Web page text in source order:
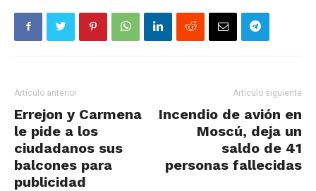
Artículo anterior
Errejon y Carmena
le pide a los
ciudadanos sus
balcones para
publicidad
Artículo siguiente
Incendio de avión en
Moscú, deja un
saldo de 41
personas fallecidas